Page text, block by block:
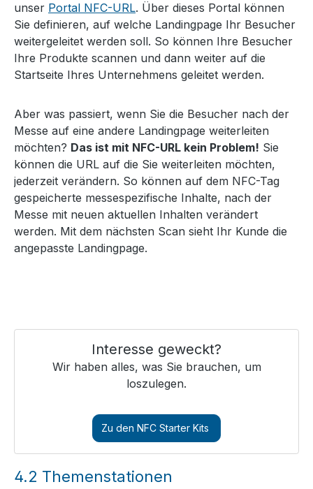
unser Portal NFC-URL. Über dieses Portal können
Sie definieren, auf welche Landingpage Ihr Besucher
weitergeleitet werden soll. So können Ihre Besucher
Ihre Produkte scannen und dann weiter auf die
Startseite Ihres Unternehmens geleitet werden.
Aber was passiert, wenn Sie die Besucher nach der
Messe auf eine andere Landingpage weiterleiten
möchten? Das ist mit NFC-URL kein Problem! Sie
können die URL auf die Sie weiterleiten möchten,
jederzeit verändern. So können auf dem NFC-Tag
gespeicherte messespezifische Inhalte, nach der
Messe mit neuen aktuellen Inhalten verändert
werden. Mit dem nächsten Scan sieht Ihr Kunde die
angepasste Landingpage.
Interesse geweckt?
Wir haben alles, was Sie brauchen, um
loszulegen.
Zu den NFC Starter Kits
4.2 Themenstationen